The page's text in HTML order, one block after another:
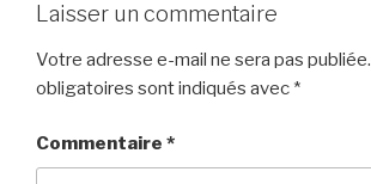
Laisser un commentaire
Votre adresse e-mail ne sera pas publiée.
obligatoires sont indiqués avec *
Commentaire *